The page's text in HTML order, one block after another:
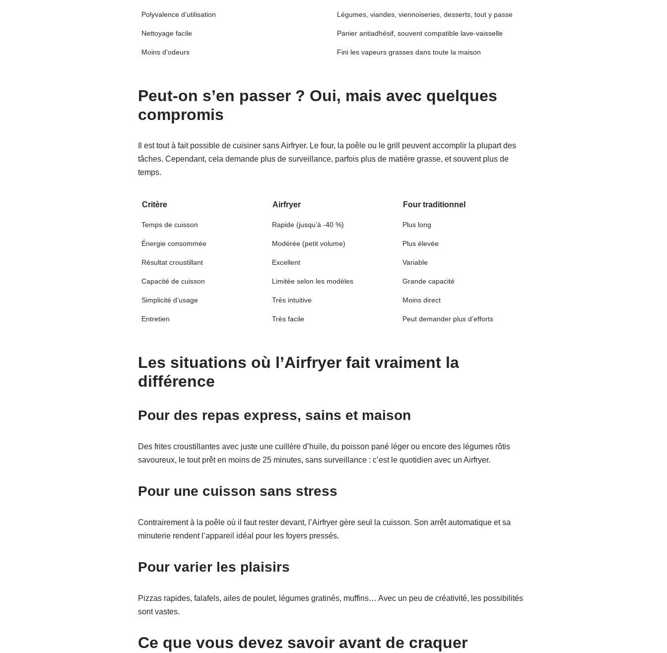
Polyvalence d’utilisation Légumes, viandes, viennoiseries, desserts, tout y passe
Nettoyage facile Panier antiadhésif, souvent compatible lave-vaisselle
Moins d’odeurs Fini les vapeurs grasses dans toute la maison
Peut-on s’en passer ? Oui, mais avec quelques
compromis
Il est tout à fait possible de cuisiner sans Airfryer. Le four, la poêle ou le grill peuvent accomplir la plupart des
tâches. Cependant, cela demande plus de surveillance, parfois plus de matière grasse, et souvent plus de
temps.
Critère Airfryer Four traditionnel
Temps de cuisson Rapide (jusqu’à -40 %) Plus long
Énergie consommée Modérée (petit volume) Plus élevée
Résultat croustillant Excellent Variable
Capacité de cuisson Limitée selon les modèles Grande capacité
Simplicité d’usage Très intuitive Moins direct
Entretien Très facile Peut demander plus d’efforts
Les situations où l’Airfryer fait vraiment la
différence
Pour des repas express, sains et maison
Des frites croustillantes avec juste une cuillère d’huile, du poisson pané léger ou encore des légumes rôtis
savoureux, le tout prêt en moins de 25 minutes, sans surveillance : c’est le quotidien avec un Airfryer.
Pour une cuisson sans stress
Contrairement à la poêle où il faut rester devant, l’Airfryer gère seul la cuisson. Son arrêt automatique et sa
minuterie rendent l’appareil idéal pour les foyers pressés.
Pour varier les plaisirs
Pizzas rapides, falafels, ailes de poulet, légumes gratinés, muffins… Avec un peu de créativité, les possibilités
sont vastes.
Ce que vous devez savoir avant de craquer